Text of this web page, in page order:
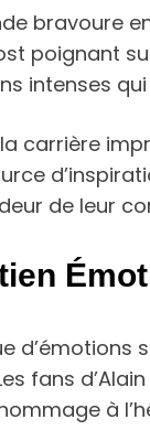
bravoure
poignant
intenses
carrière
de leur
fans
à